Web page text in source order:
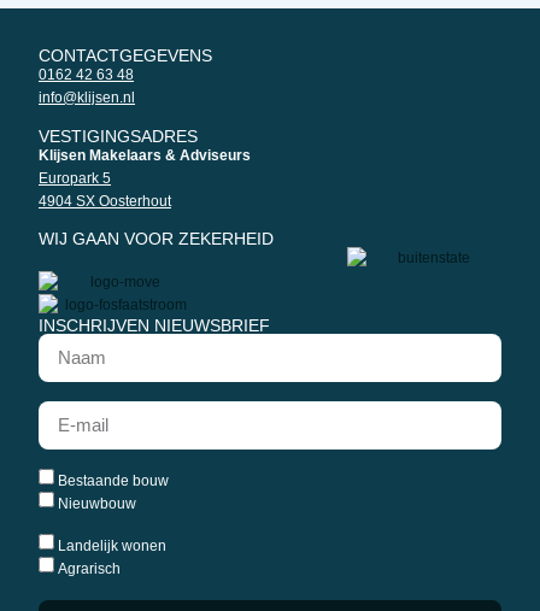
CONTACTGEGEVENS
0162 42 63 48
info@klijsen.nl
VESTIGINGSADRES
Klijsen Makelaars & Adviseurs
Europark 5
4904 SX Oosterhout
WIJ GAAN VOOR ZEKERHEID
INSCHRIJVEN NIEUWSBRIEF
Bestaande bouw
Nieuwbouw
Landelijk wonen
Agrarisch